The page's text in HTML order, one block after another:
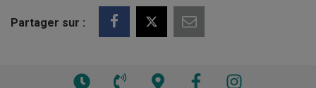
Partager sur :
Voir
Facebook